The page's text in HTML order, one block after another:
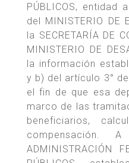
PÚBLICOS, entidad
del MINISTERIO DE
la SECRETARÍA DE
MINISTERIO DE
la información
y b) del artículo 3°
el fin de que esa
marco de las
beneficiarios,
compensación.
ADMINISTRACIÓN